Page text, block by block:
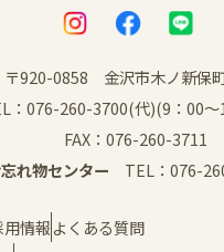
〒920-0858 金沢市木ノ新保
：076-260-3700(代)(9：00～
FAX：076-260-3711
れ物センター TEL：076-
用情報よくある質問